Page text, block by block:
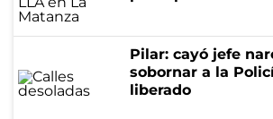
Pilar: cayó jefe
sobornar a la
liberado